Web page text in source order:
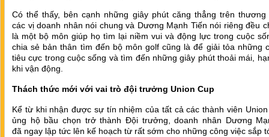
Có thể thấy, bên cạnh những giây phút căng thẳng trên thương
các vị doanh nhân nói chung và Dương Mạnh Tiến nói riêng đều
là một bộ môn giúp họ tìm lại niềm vui và động lực trong cuộc
chia sẻ bản thân tìm đến bộ môn golf cũng là để giải tỏa những
tiêu cực trong cuộc sống và tìm đến những giây phút thoải mái,
khi vận động.
Thách thức mới với vai trò đội trưởng Union Cup
Kể từ khi nhận được sự tín nhiệm của tất cả các thành viên
ủng hộ bầu chọn trở thành Đội trưởng, doanh nhân Dương
đã ngay lập tức lên kế hoạch từ rất sớm cho những công việc sắp